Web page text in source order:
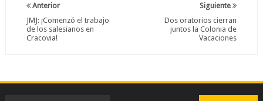
Siguiente
Dos oratorios cierran
juntos la Colonia de
Vacaciones
Anterior
JMJ: ¡Comenzó el trabajo
de los salesianos en
Cracovia!